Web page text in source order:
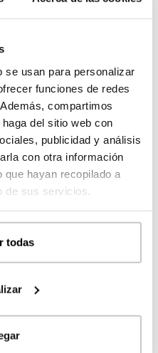
se usan para personalizar
funciones de redes
compartimos
del sitio web con
publicidad y análisis
con otra información
hayan recopilado a
de sus servicios.
todas
house 5D 2P 2.273
4 5
MORE DETAILS
house 6D 2P 2.278